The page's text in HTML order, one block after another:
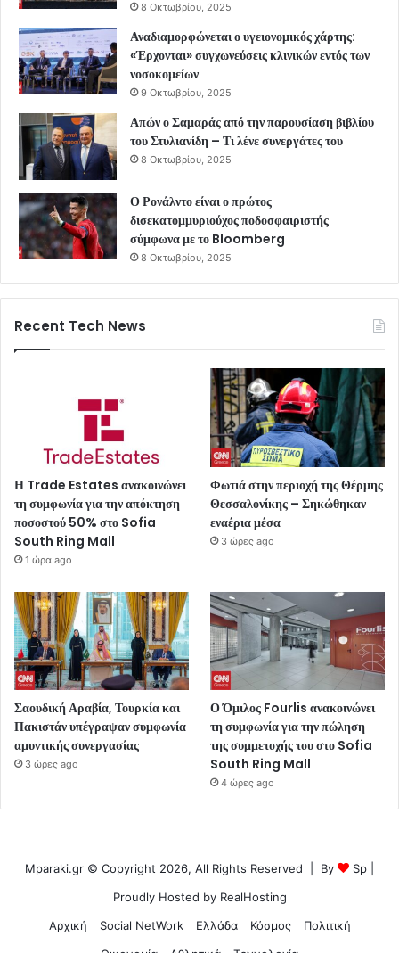
8 Οκτωβρίου, 2025
Αναδιαμορφώνεται ο υγειονομικός χάρτης:
«Έρχονται» συγχωνεύσεις κλινικών εντός των
νοσοκομείων
9 Οκτωβρίου, 2025
Απών ο Σαμαράς από την παρουσίαση βιβλίου
του Στυλιανίδη – Τι λένε συνεργάτες του
8 Οκτωβρίου, 2025
Ο Ρονάλντο είναι ο πρώτος
δισεκατομμυριούχος ποδοσφαιριστής
σύμφωνα με το Bloomberg
8 Οκτωβρίου, 2025
Recent Tech News
Η Trade Estates ανακοινώνει
τη συμφωνία για την απόκτηση
ποσοστού 50% στο Sofia
South Ring Mall
1 ώρα ago
Φωτιά στην περιοχή της Θέρμης
Θεσσαλονίκης – Σηκώθηκαν
εναέρια μέσα
3 ώρες ago
Σαουδική Αραβία, Τουρκία και
Πακιστάν υπέγραψαν συμφωνία
αμυντικής συνεργασίας
3 ώρες ago
Ο Όμιλος Fourlis ανακοινώνει
τη συμφωνία για την πώληση
της συμμετοχής του στο Sofia
South Ring Mall
4 ώρες ago
Mparaki.gr © Copyright 2026, All Rights Reserved | By Sp
Proudly Hosted by RealHosting
Αρχική
Social NetWork Ελλάδα Κόσμος
Πολιτική